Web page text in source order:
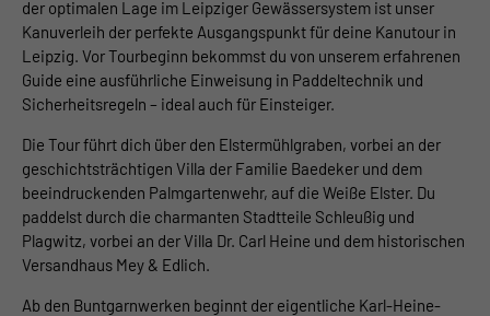
der optimalen Lage im Leipziger Gewässersystem ist unser
Kanuverleih der perfekte Ausgangspunkt für deine Kanutour in
Leipzig. Vor Tourbeginn bekommst du von unserem erfahrenen
Guide eine ausführliche Einweisung in Paddeltechnik und
Sicherheitsregeln – ideal auch für Einsteiger.
Die Tour führt dich über den Elstermühlgraben, vorbei an der
geschichtsträchtigen Villa der Familie Baedeker und dem
beeindruckenden Palmgartenwehr, auf die Weiße Elster. Du
paddelst durch die charmanten Stadtteile Schleußig und
Plagwitz, vorbei an der Villa Dr. Carl Heine und dem historischen
Versandhaus Mey & Edlich.
Ab den Buntgarnwerken beginnt der eigentliche Karl-Heine-